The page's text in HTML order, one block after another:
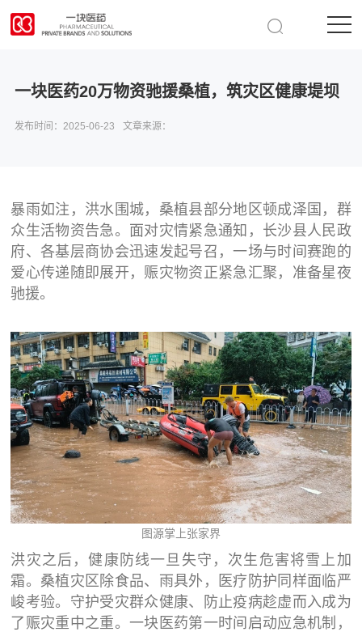
一块医药20万物资驰援桑植，筑灾区健康堤坝
发布时间： 2025-06-23 文章来源：
暴雨如注，洪水围城，桑植县部分地区顿成泽国，群
众生活物资告急。面对灾情紧急通知，长沙县人民政
府、各基层商协会迅速发起号召，一场与时间赛跑的
爱心传递随即展开，赈灾物资正紧急汇聚，准备星夜
驰援。
图源掌上张家界
洪灾之后，健康防线一旦失守，次生危害将雪上加
霜。桑植灾区除食品、雨具外，医疗防护同样面临严
峻考验。守护受灾群众健康、防止疫病趁虚而入成为
了赈灾重中之重。一块医药第一时间启动应急机制，